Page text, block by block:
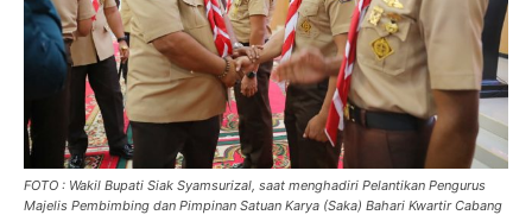
FOTO : Wakil Bupati Siak Syamsurizal, saat menghadiri Pelantikan Pengurus
Majelis Pembimbing dan Pimpinan Satuan Karya (Saka) Bahari Kwartir Cabang